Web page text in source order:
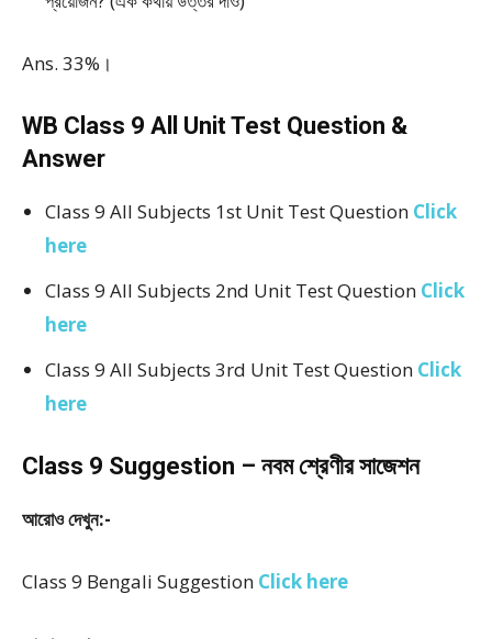
Ans. 33%।
WB Class 9 All Unit Test Question &
Answer
Class 9 All Subjects 1st Unit Test Question Click
here
Class 9 All Subjects 2nd Unit Test Question Click
here
Class 9 All Subjects 3rd Unit Test Question Click
here
Class 9 Suggestion – নবম শ্রেণীর সাজেশন
আরোও দেখুন:-
Class 9 Bengali Suggestion Click here